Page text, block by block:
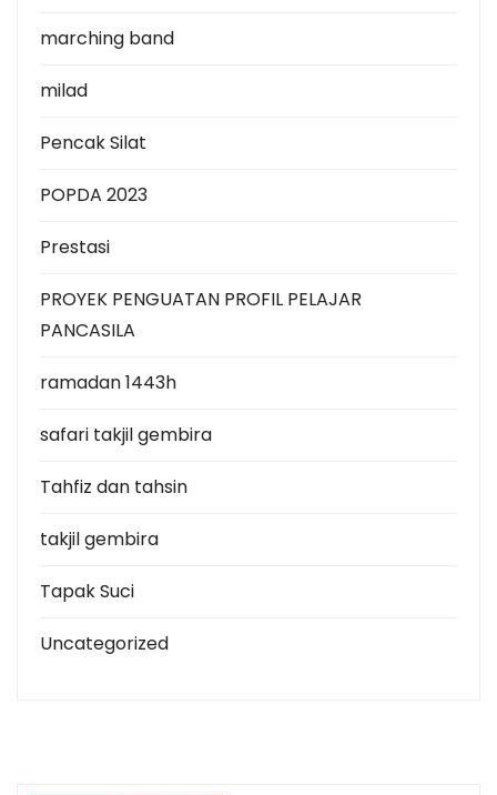
marching band
milad
Pencak Silat
POPDA 2023
Prestasi
PROYEK PENGUATAN PROFIL PELAJAR
PANCASILA
ramadan 1443h
safari takjil gembira
Tahfiz dan tahsin
takjil gembira
Tapak Suci
Uncategorized